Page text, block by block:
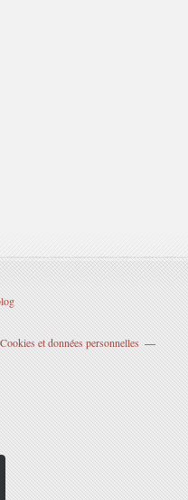
Cookies et données personnelles